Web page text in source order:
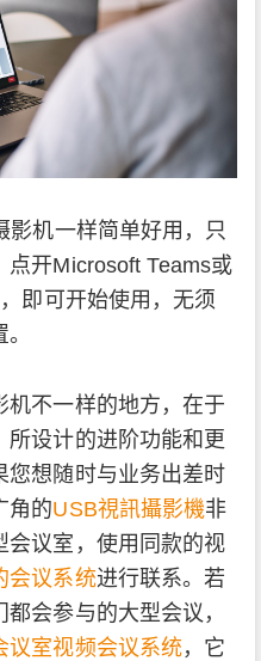
影机一样简单好用，只
点开Microsoft Teams或
即可开始使用，无须
机不一样的地方，在于
所设计的进阶功能和更
您想随时与业务出差时
角的USB視訊攝影機非
会议室，使用同款的视
会议系统进行联系。若
会参与的大型会议，
议室视频会议系统，它